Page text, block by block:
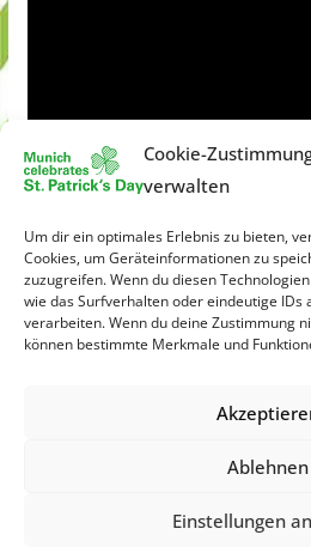
Cookie-
verwalten
Um dir ein optimales Erlebnis zu bieten,
Cookies, um Geräteinformationen zu
zuzugreifen. Wenn du diesen
wie das Surfverhalten oder eindeutige IDs
verarbeiten. Wenn du deine Zustimmung
können bestimmte Merkmale und
Ablehnen
Einstellungen